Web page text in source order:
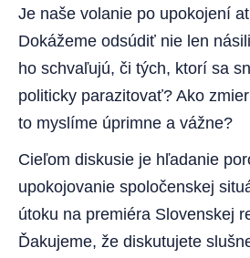
Je naše volanie po upokojení
Dokážeme odsúdiť nie len
ho schvaľujú, či tých, ktorí sa
politicky parazitovať? Ako
to myslíme úprimne a vážne?
Cieľom diskusie je hľadanie
upokojovanie spoločenskej
útoku na premiéra Slovenskej
Ďakujeme, že diskutujete